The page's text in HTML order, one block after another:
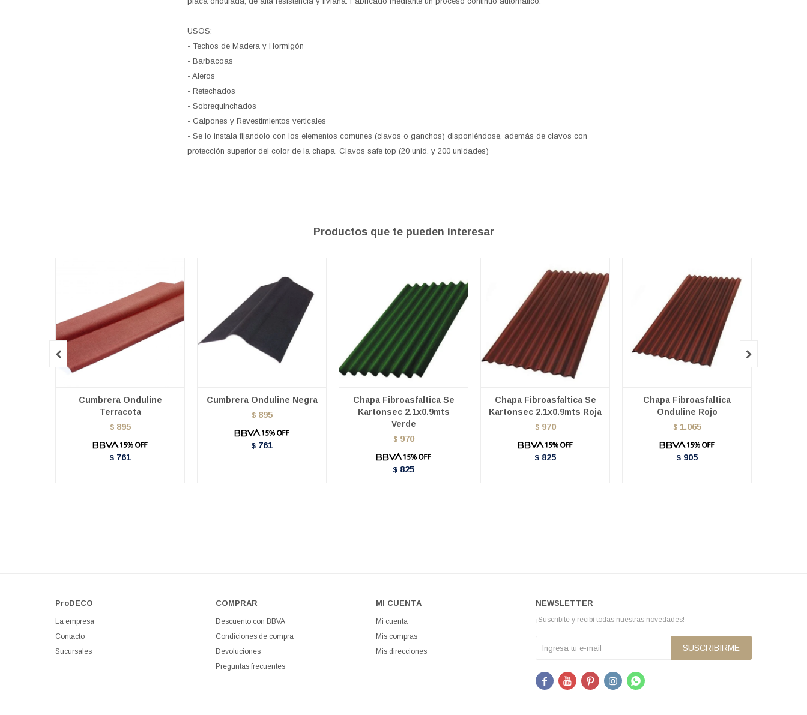
USOS:
- Techos de Madera y Hormigón
- Barbacoas
- Aleros
- Retechados
- Sobrequinchados
- Galpones y Revestimientos verticales
- Se lo instala fijandolo con los elementos comunes (clavos o ganchos) disponiéndose, además de clavos con
protección superior del color de la chapa. Clavos safe top (20 unid. y 200 unidades)
Productos que te pueden interesar
Cumbrera Onduline
Terracota
$ 895
$ 761
Cumbrera Onduline Negra
$ 895
$ 761
Chapa Fibroasfaltica Se
Kartonsec 2.1x0.9mts
Verde
$ 970
$ 825
Chapa Fibroasfaltica Se
Kartonsec 2.1x0.9mts Roja
$ 970
$ 825
Chapa Fibroasfaltica
Onduline Rojo
$ 1.065
$ 905
 
ProDECO
La empresa
Contacto
Sucursales
COMPRAR
Descuento con BBVA
Condiciones de compra
Devoluciones
Preguntas frecuentes
MI CUENTA
Mi cuenta
Mis compras
Mis direcciones
NEWSLETTER
¡Suscribite y recibí todas nuestras novedades!
SUSCRIBIRME
    